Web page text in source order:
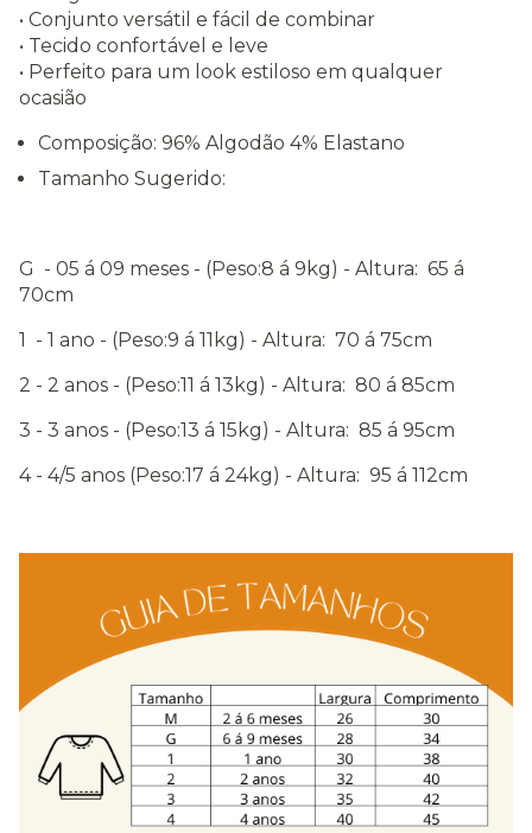
• Conjunto versátil e fácil de combinar
• Tecido confortável e leve
• Perfeito para um look estiloso em qualquer
ocasião
Composição: 96% Algodão 4% Elastano
Tamanho Sugerido:
G - 05 á 09 meses - (Peso:8 á 9kg) - Altura: 65 á
70cm
1 - 1 ano - (Peso:9 á 11kg) - Altura: 70 á 75cm
2 - 2 anos - (Peso:11 á 13kg) - Altura: 80 á 85cm
3 - 3 anos - (Peso:13 á 15kg) - Altura: 85 á 95cm
4 - 4/5 anos (Peso:17 á 24kg) - Altura: 95 á 112cm